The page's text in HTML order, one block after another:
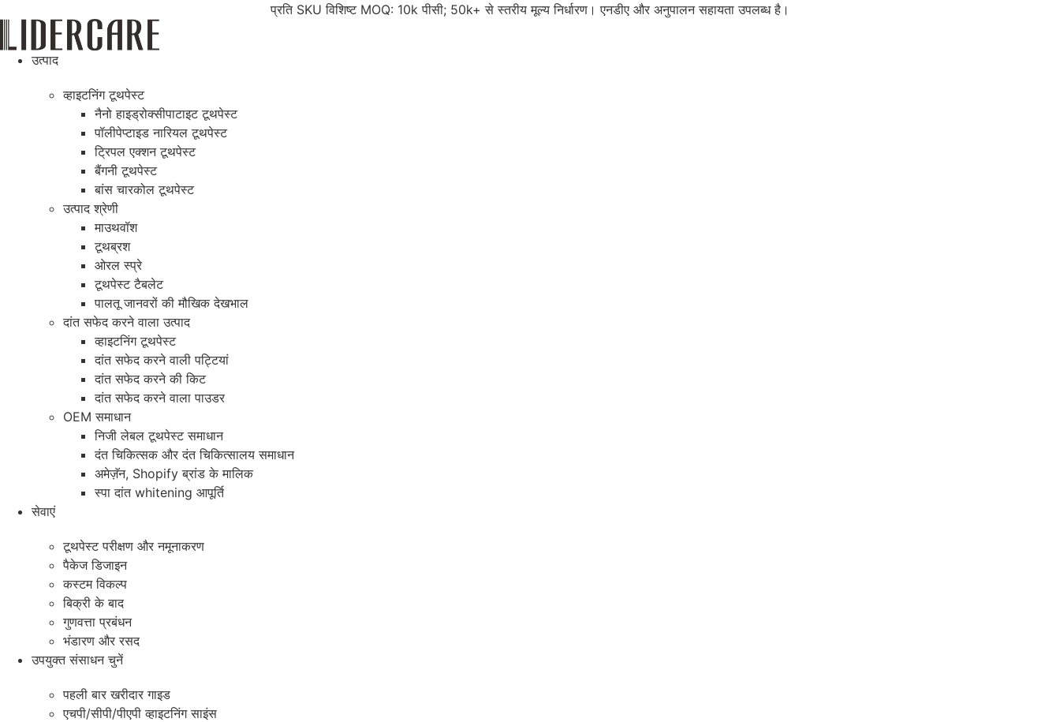
जाएं
प्रति SKU विशिष्ट MOQ: 10k पीसी; 50k+ से स्तरीय मूल्य निर्धारण। एनडीए और अनुपालन सहायता उपलब्ध है।
उत्पाद
व्हाइटनिंग टूथपेस्ट
नैनो हाइड्रोक्सीपाटाइट टूथपेस्ट
पॉलीपेप्टाइड नारियल टूथपेस्ट
ट्रिपल एक्शन टूथपेस्ट
बैंगनी टूथपेस्ट
बांस चारकोल टूथपेस्ट
उत्पाद श्रेणी
माउथवॉश
टूथब्रश
ओरल स्प्रे
टूथपेस्ट टैबलेट
पालतू जानवरों की मौखिक देखभाल
दांत सफेद करने वाला उत्पाद
व्हाइटनिंग टूथपेस्ट
दांत सफेद करने वाली पट्टियां
दांत सफेद करने की किट
दांत सफेद करने वाला पाउडर
OEM समाधान
निजी लेबल टूथपेस्ट समाधान
दंत चिकित्सक और दंत चिकित्सालय समाधान
अमेज़ॅन, Shopify ब्रांड के मालिक
स्पा दांत whitening आपूर्ति
सेवाएं
टूथपेस्ट परीक्षण और नमूनाकरण
पैकेज डिजाइन
कस्टम विकल्प
बिक्री के बाद
गुणवत्ता प्रबंधन
भंडारण और रसद
उपयुक्त संसाधन चुनें
पहली बार खरीदार गाइड
एचपी/सीपी/पीएपी व्हाइटनिंग साइंस